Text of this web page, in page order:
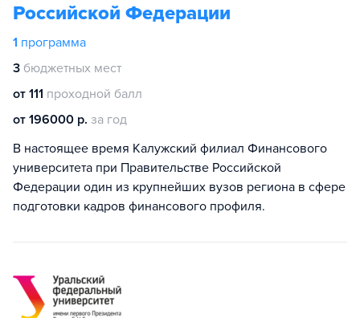
Российской Федерации
1 программа
3 бюджетных мест
от 111 проходной балл
от 196000 р. за год
В настоящее время Калужский филиал Финансового
университета при Правительстве Российской
Федерации один из крупнейших вузов региона в сфере
подготовки кадров финансового профиля.